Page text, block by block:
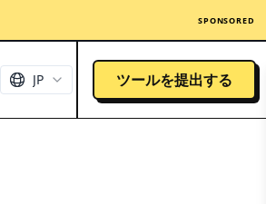
SPONSORED
JP ツールを提出する